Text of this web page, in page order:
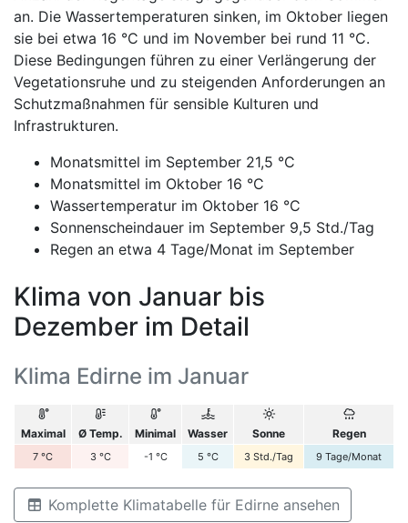
an. Die Wassertemperaturen sinken, im Oktober liegen
sie bei etwa 16 °C und im November bei rund 11 °C.
Diese Bedingungen führen zu einer Verlängerung der
Vegetationsruhe und zu steigenden Anforderungen an
Schutzmaßnahmen für sensible Kulturen und
Infrastrukturen.
Monatsmittel im September 21,5 °C
Monatsmittel im Oktober 16 °C
Wassertemperatur im Oktober 16 °C
Sonnenscheindauer im September 9,5 Std./Tag
Regen an etwa 4 Tage/Monat im September
Klima von Januar bis
Dezember im Detail
Klima Edirne im Januar
Maximal Ø Temp. Minimal Wasser Sonne Regen
7 °C 3 °C -1 °C 5 °C 3 Std./Tag 9 Tage/Monat
Komplette Klimatabelle für Edirne ansehen